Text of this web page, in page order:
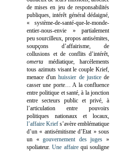
de mises en jeu de responsabilités
publiques, intérêt général dédaigné,
« système-de-santé-que-le-monde-
entier-nous-envie » partialement
peu sourcilleux, propos antisémites,
soupçons d’affairisme, de
collusions et de conflits d’intérêt,
omerta médiatique, harcèlements
tous azimuts visant le couple Krief,
menace d'unhuissier de justicede
casser une porte… A la confluence
entre politique et santé, à la jonction
entre secteurs public et privé, à
l’articulation entre pouvoirs
politiques nationaux et locaux,
l’affaire Krief s’avère emblématique
d’un « antisémitisme d’Etat » sous
un «gouvernement des juges »
spoliateur.Une affairequi souligne